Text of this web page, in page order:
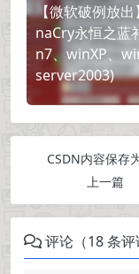
【微软破例放
naCry永恒之蓝
n7、winXP、
server2003)
CSDN内容保存
上一篇
评论（18 条评